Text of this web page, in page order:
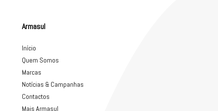
Armasul
Início
Quem Somos
Marcas
Notícias & Campanhas
Contactos
Mais Armasul